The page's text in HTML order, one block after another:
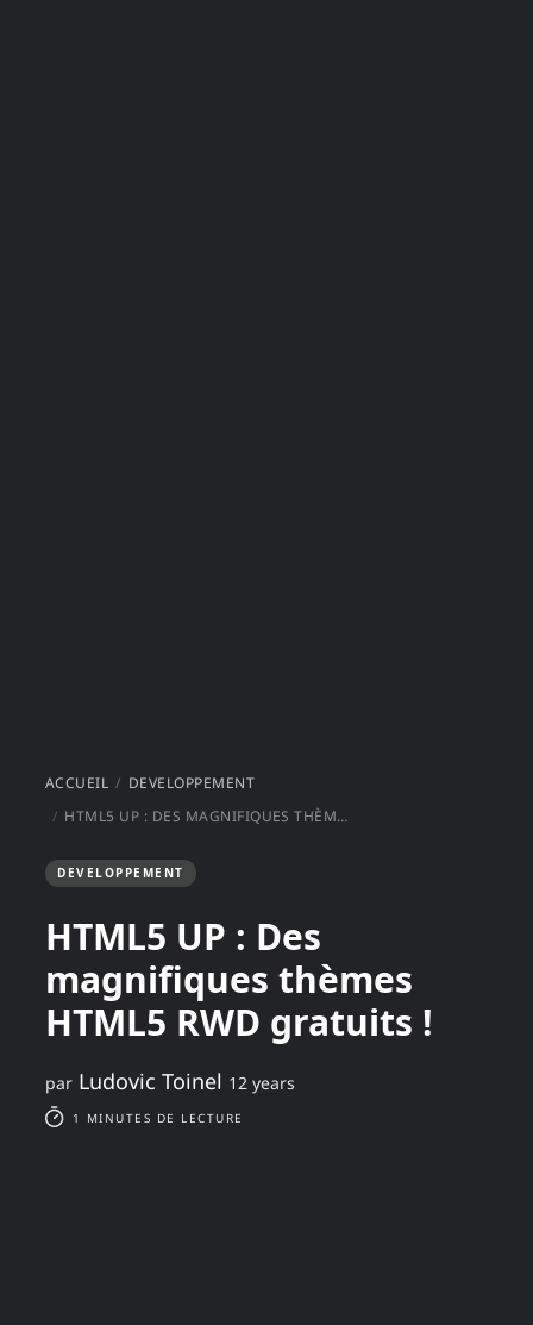
ACCUEIL
DEVELOPPEMENT
HTML5 UP : DES MAGNIFIQUES THÈMES HTML5 RWD GRATUITS !
DEVELOPPEMENT
HTML5 UP : Des
magnifiques thèmes
HTML5 RWD gratuits !
par Ludovic Toinel 12 years
1 MINUTES DE LECTURE